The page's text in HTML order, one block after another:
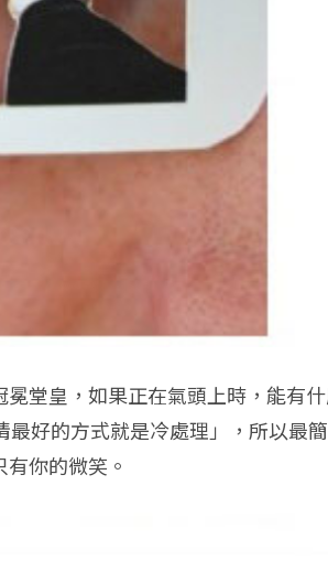
堂皇，如果正在氣頭上時，能有
好的方式就是冷處理」，所以最
你的微笑。